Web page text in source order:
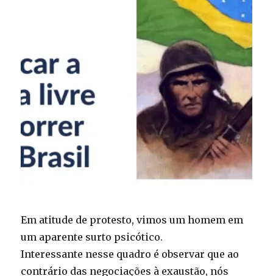
Em atitude de protesto, vimos um homem em
um aparente surto psicótico.
Interessante nesse quadro é observar que ao
contrário das negociações à exaustão, nós